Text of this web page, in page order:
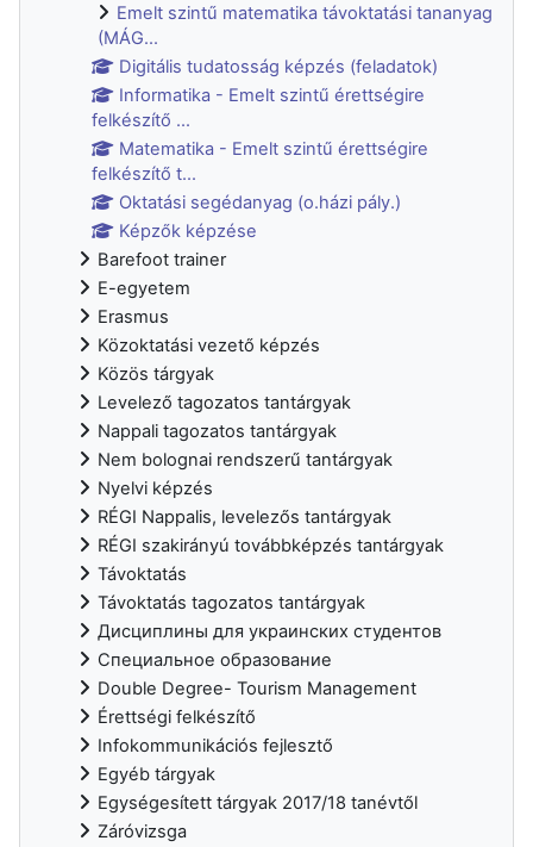
Emelt szintű matematika távoktatási tananyag
(MÁG...
Digitális tudatosság képzés (feladatok)
Informatika - Emelt szintű érettségire
felkészítő ...
Matematika - Emelt szintű érettségire
felkészítő t...
Oktatási segédanyag (o.házi pály.)
Képzők képzése
Barefoot trainer
E-egyetem
Erasmus
Közoktatási vezető képzés
Közös tárgyak
Levelező tagozatos tantárgyak
Nappali tagozatos tantárgyak
Nem bolognai rendszerű tantárgyak
Nyelvi képzés
RÉGI Nappalis, levelezős tantárgyak
RÉGI szakirányú továbbképzés tantárgyak
Távoktatás
Távoktatás tagozatos tantárgyak
Дисциплины для украинских студентов
Специальное образование
Double Degree- Tourism Management
Érettségi felkészítő
Infokommunikációs fejlesztő
Egyéb tárgyak
Egységesített tárgyak 2017/18 tanévtől
Záróvizsga